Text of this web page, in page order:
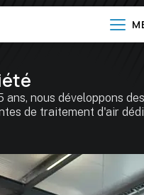
ans, nous développons des
de traitement d'air